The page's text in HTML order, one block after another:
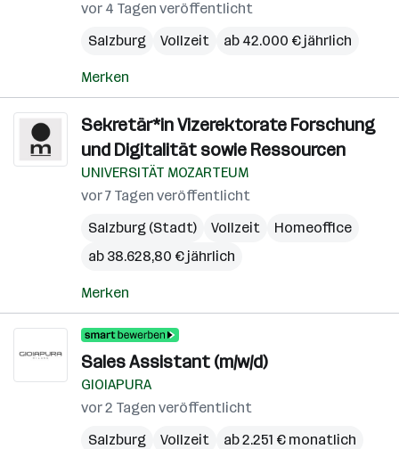
vor 4 Tagen veröffentlicht
Salzburg
Vollzeit ab 42.000 € jährlich
Merken
Sekretär*in Vizerektorate Forschung
und Digitalität sowie Ressourcen
UNIVERSITÄT MOZARTEUM
vor 7 Tagen veröffentlicht
Salzburg (Stadt)
Vollzeit
Homeoffice
ab 38.628,80 € jährlich
Merken
Sales Assistant (m/w/d)
GIOIAPURA
vor 2 Tagen veröffentlicht
Salzburg
Vollzeit ab 2.251 € monatlich